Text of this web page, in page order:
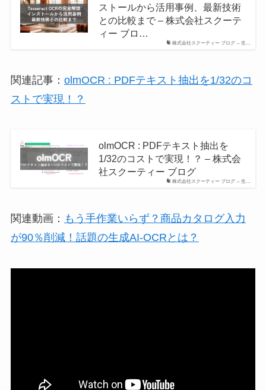
株式会社スクーティー ブログ – 生…
ストールから活用事例、最新技術
との比較まで – 株式会社スクーテ
ィー ブロ…
関連記事： olmOCR : PDFテキスト抽出を1/32のコ
ストで実現！？
株式会社スクーティー ブログ – 生…
olmOCR : PDFテキスト抽出を
1/32のコストで実現！？ – 株式会
社スクーティー ブログ
関連動画： もう手作業いらず？商品カタログ入力
が90％削減！話題の生成AI-OCRとは？